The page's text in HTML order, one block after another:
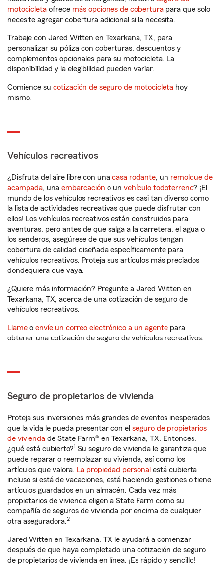
motocicleta ofrece más opciones de cobertura para que solo
necesite agregar cobertura adicional si la necesita.
Trabaje con Jared Witten en Texarkana, TX, para
personalizar su póliza con coberturas, descuentos y
complementos opcionales para su motocicleta. La
disponibilidad y la elegibilidad pueden variar.
Comience su cotización de seguro de motocicleta hoy
mismo.
Vehículos recreativos
¿Disfruta del aire libre con una casa rodante, un remolque de
acampada, una embarcación o un vehículo todoterreno? ¡El
mundo de los vehículos recreativos es casi tan diverso como
la lista de actividades recreativas que puede disfrutar con
ellos! Los vehículos recreativos están construidos para
aventuras, pero antes de que salga a la carretera, el agua o
los senderos, asegúrese de que sus vehículos tengan
cobertura de calidad diseñada específicamente para
vehículos recreativos. Proteja sus artículos más preciados
dondequiera que vaya.
¿Quiere más información? Pregunte a Jared Witten en
Texarkana, TX, acerca de una cotización de seguro de
vehículos recreativos.
Llame o envíe un correo electrónico a un agente para
obtener una cotización de seguro de vehículos recreativos.
Seguro de propietarios de vivienda
Proteja sus inversiones más grandes de eventos inesperados
que la vida le pueda presentar con el seguro de propietarios
de vivienda de State Farm® en Texarkana, TX. Entonces,
¿qué está cubierto?1 Su seguro de vivienda le garantiza que
puede reparar o reemplazar su vivienda, así como los
artículos que valora. La propiedad personal está cubierta
incluso si está de vacaciones, está haciendo gestiones o tiene
artículos guardados en un almacén. Cada vez más
propietarios de vivienda eligen a State Farm como su
compañía de seguros de vivienda por encima de cualquier
otra aseguradora.2
Jared Witten en Texarkana, TX le ayudará a comenzar
después de que haya completado una cotización de seguro
de propietarios de vivienda en línea. ¡Es rápido y sencillo!